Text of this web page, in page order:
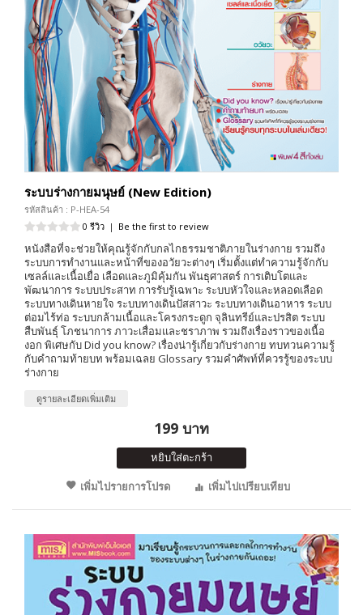
ระบบร่างกายมนุษย์ (New Edition)
รหัสสินค้า : P-HEA-54
0 รีวิว | Be the first to review
หนังสือที่จะช่วยให้คุณรู้จักกับกลไกธรรมชาติภายในร่างกาย รวมถึง
ระบบการทำงานและหน้าที่ของอวัยวะต่างๆ เริ่มตั้งแต่ทำความรู้จักกับ
เซลล์และเนื้อเยื่อ เลือดและภูมิคุ้มกัน พันธุศาสตร์ การเติบโตและ
พัฒนาการ ระบบประสาท การรับรู้เฉพาะ ระบบหัวใจและหลอดเลือด
ระบบทางเดินหายใจ ระบบทางเดินปัสสาวะ ระบบทางเดินอาหาร ระบบ
ต่อมไร้ท่อ ระบบกล้ามเนื้อและโครงกระดูก จุลินทรีย์และปรสิต ระบบ
สืบพันธุ์ โภชนาการ ภาวะเสื่อมและชราภาพ รวมถึงเรื่องราวของเนื้อ
งอก พิเศษกับ Did you know? เรื่องน่ารู้เกี่ยวกับร่างกาย ทบทวนความรู้
กับคำถามท้ายบท พร้อมเฉลย Glossary รวมคำศัพท์ที่ควรรู้ของระบบ
ร่างกาย
ดูรายละเอียดเพิ่มเติม
199 บาท
หยิบใส่ตะกร้า
เพิ่มไปรายการโปรด
เพิ่มไปเปรียบเทียบ